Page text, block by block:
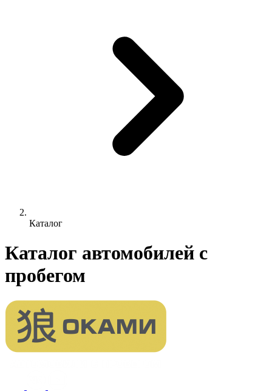
Каталог
Каталог автомобилей с
пробегом